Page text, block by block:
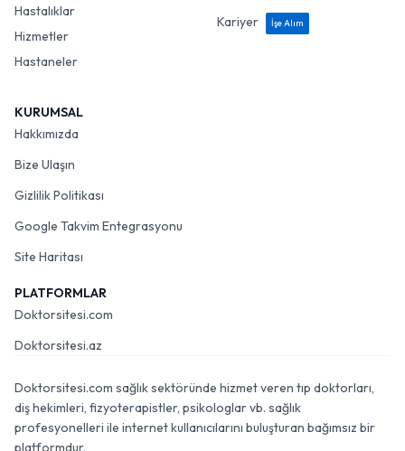
Hastalıklar
Hizmetler
Hastaneler
Kariyer
İşe Alım
KURUMSAL
Hakkımızda
Bize Ulaşın
Gizlilik Politikası
Google Takvim Entegrasyonu
Site Haritası
PLATFORMLAR
Doktorsitesi.com
Doktorsitesi.az
Doktorsitesi.com sağlık sektöründe hizmet veren tıp doktorları,
diş hekimleri, fizyoterapistler, psikologlar vb. sağlık
profesyonelleri ile internet kullanıcılarını buluşturan bağımsız bir
platformdur.